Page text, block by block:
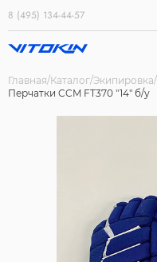
8 (495) 134-44-57
Главная Каталог Экипировка
Перчатки CCM FT370 "14" б/у